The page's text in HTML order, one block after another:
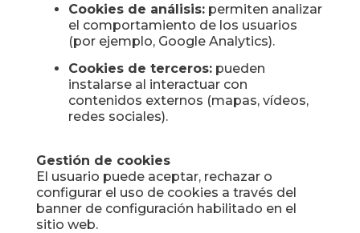
Cookies de análisis:permiten analizar
el comportamiento de los usuarios
(por ejemplo, Google Analytics).
Cookies de terceros:pueden
instalarse al interactuar con
contenidos externos (mapas, vídeos,
redes sociales).
Gestión de cookies
El usuario puede aceptar, rechazar o
configurar el uso de cookies a través del
banner de configuración habilitado en el
sitio web.